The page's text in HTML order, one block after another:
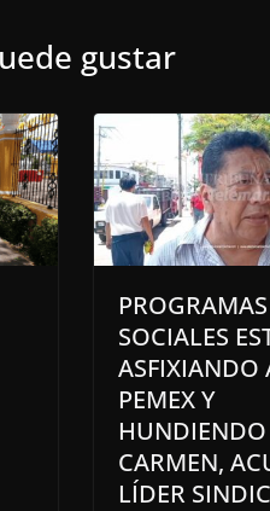
gustar
PROGRAMAS
SOCIALES
ASFIXIANDO
PEMEX Y
CARMEN,
LÍDER